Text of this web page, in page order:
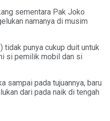
sementara Pak Joko
namanya di musim
tidak punya cukup duit untuk
si pemilik mobil dan si
sampai pada tujuannya, baru
dari pada naik di tengah